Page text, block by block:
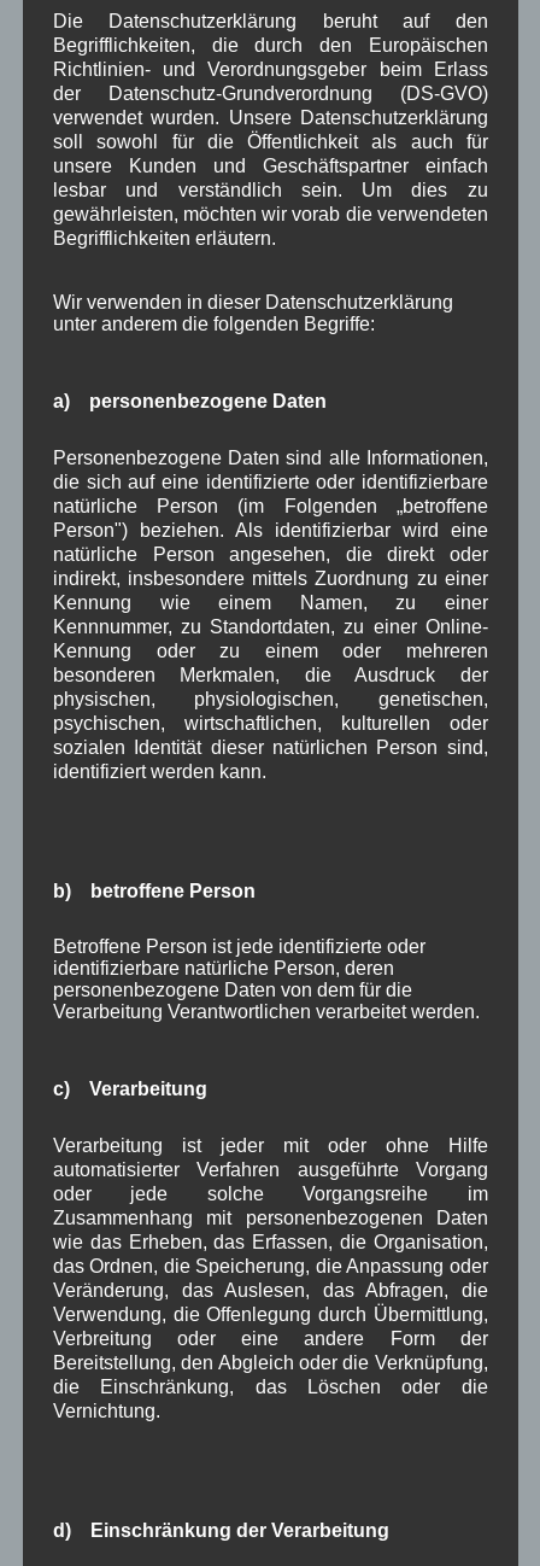
Mai 2026
(11)
April 2026(8)
März 2026(9)
Februar 2026(6)
Januar 2026(8)
Dezember 2025(14)
November 2025(5)
Oktober 2025(8)
September 2025(5)
August 2025(2)
Juni 2025
Mai 2025(3)
Februar 2025(9)
Januar 2025
November 2024(14)
Oktober 2024(10)
September 2024(8)
August 2024
(2)
Juli 2024(9)
Juni 2024(4)
Mai 2024(4)
April 2024(5)
März 2024(4)
Februar 2024(4)
Januar 2024(5)
Dezember 2023(8)
November 2023(5)
Juni 2023(7)
April 2023(10)
März 2023(5)
Februar 2023(3)
(8)
November 2022
(8)
Oktober 2022(8)
August 2022(6)
Juli 2022(5)
Juni 2022
(4)
Mai 2022(5)
April 2022(8)
März 2022(6)
Februar 2022
(4)
Januar 2022(3)
Dezember 2021(7)
November 2021(9)
Oktober 2021(8)
Mai 2021(5)
Die Datenschutzerklärung beruht auf den
Begrifflichkeiten, die durch den Europäischen
Richtlinien- und Verordnungsgeber beim Erlass
der Datenschutz-Grundverordnung (DS-GVO)
verwendet wurden. Unsere Datenschutzerklärung
soll sowohl für die Öffentlichkeit als auch für
unsere Kunden und Geschäftspartner einfach
lesbar und verständlich sein. Um dies zu
gewährleisten, möchten wir vorab die verwendeten
Begrifflichkeiten erläutern.
Wir verwenden in dieser Datenschutzerklärung
unter anderem die folgenden Begriffe:
a) personenbezogene Daten
Personenbezogene Daten sind alle Informationen,
die sich auf eine identifizierte oder identifizierbare
natürliche Person (im Folgenden „betroffene
Person") beziehen. Als identifizierbar wird eine
natürliche Person angesehen, die direkt oder
indirekt, insbesondere mittels Zuordnung zu einer
Kennung wie einem Namen, zu einer
Kennnummer, zu Standortdaten, zu einer Online-
Kennung oder zu einem oder mehreren
besonderen Merkmalen, die Ausdruck der
physischen, physiologischen, genetischen,
psychischen, wirtschaftlichen, kulturellen oder
sozialen Identität dieser natürlichen Person sind,
identifiziert werden kann.
b) betroffene Person
Betroffene Person ist jede identifizierte oder
identifizierbare natürliche Person, deren
personenbezogene Daten von dem für die
Verarbeitung Verantwortlichen verarbeitet werden.
c) Verarbeitung
Verarbeitung ist jeder mit oder ohne Hilfe
automatisierter Verfahren ausgeführte Vorgang
oder jede solche Vorgangsreihe im
Zusammenhang mit personenbezogenen Daten
wie das Erheben, das Erfassen, die Organisation,
das Ordnen, die Speicherung, die Anpassung oder
Veränderung, das Auslesen, das Abfragen, die
Verwendung, die Offenlegung durch Übermittlung,
Verbreitung oder eine andere Form der
Bereitstellung, den Abgleich oder die Verknüpfung,
die Einschränkung, das Löschen oder die
Vernichtung.
d) Einschränkung der Verarbeitung